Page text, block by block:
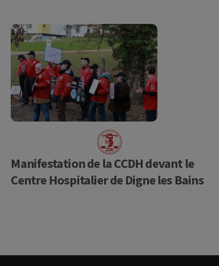
Manifestation de la CCDH devant le
Centre Hospitalier de Digne les Bains